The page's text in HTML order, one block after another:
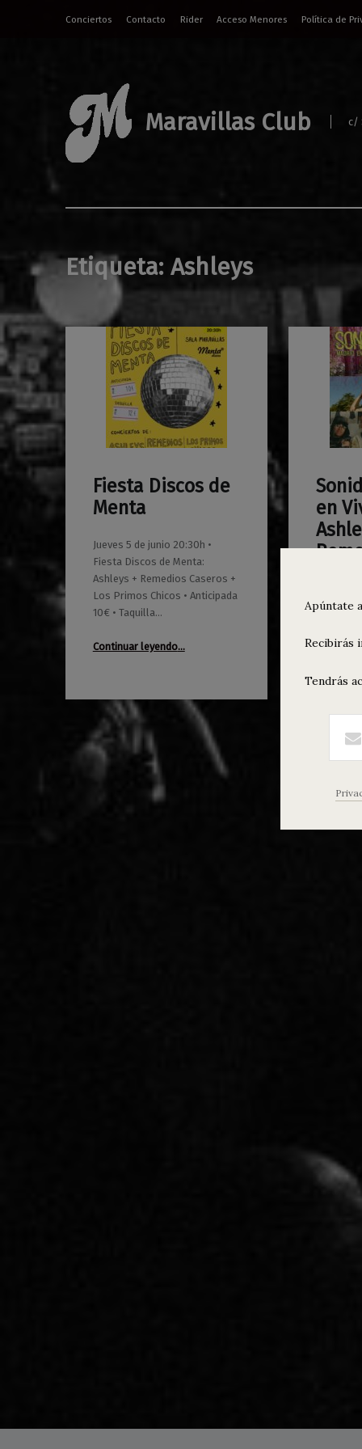
Conciertos
Contacto Rider Acceso Menores Política de
Maravillas Club c/
Etiqueta: Ashleys
Fiesta Discos de
Menta
Jueves 5 de junio 20:30h •
Fiesta Discos de Menta:
Ashleys + Remedios Caseros +
Los Primos Chicos • Anticipada
10€ • Taquilla…
Continuar leyendo…
01/05/2025
0
Maravillas
en
Domingo
Ashleys
•
01/08/2024
0
Maravillas
Apúntate
Recibirás
Tendrás